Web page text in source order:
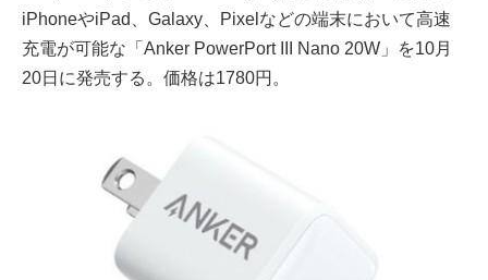
iPhoneやiPad、Galaxy、Pixelなどの端末において高速
充電が可能な「Anker PowerPort III Nano 20W」を10月
20日に発売する。価格は1780円。